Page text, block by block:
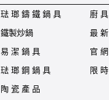
琺 瑯 鑄 鐵 鍋 具
鐵製炒鍋
易 潔 鍋 具
琺 瑯 鋼 鍋 具
陶 瓷 產 品
廚
最
官
限